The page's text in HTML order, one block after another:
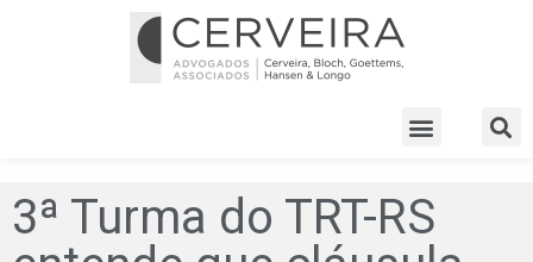
3ª Turma do TRT-RS